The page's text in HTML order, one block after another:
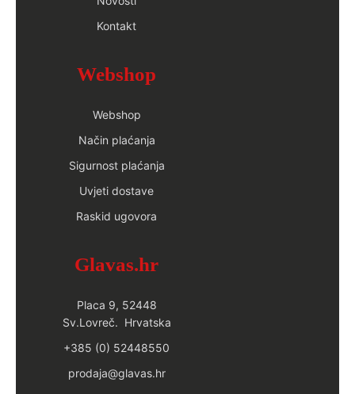
Kontakt
Webshop
Webshop
Način plaćanja
Sigurnost plaćanja
Uvjeti dostave
Raskid ugovora
Glavas.hr
Placa 9, 52448
Sv.Lovreč. Hrvatska
+385 (0) 52448550
prodaja@glavas.hr